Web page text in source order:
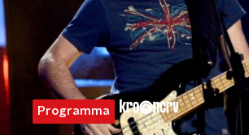
Programma